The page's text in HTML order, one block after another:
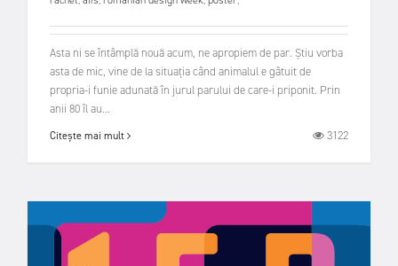
Asta ni se întâmplă nouă acum, ne apropiem de par. Știu vorba
asta de mic, vine de la situația când animalul e gâtuit de
propria-i funie adunată în jurul parului de care-i priponit. Prin
anii 80 îl au...
Citește mai mult 3122